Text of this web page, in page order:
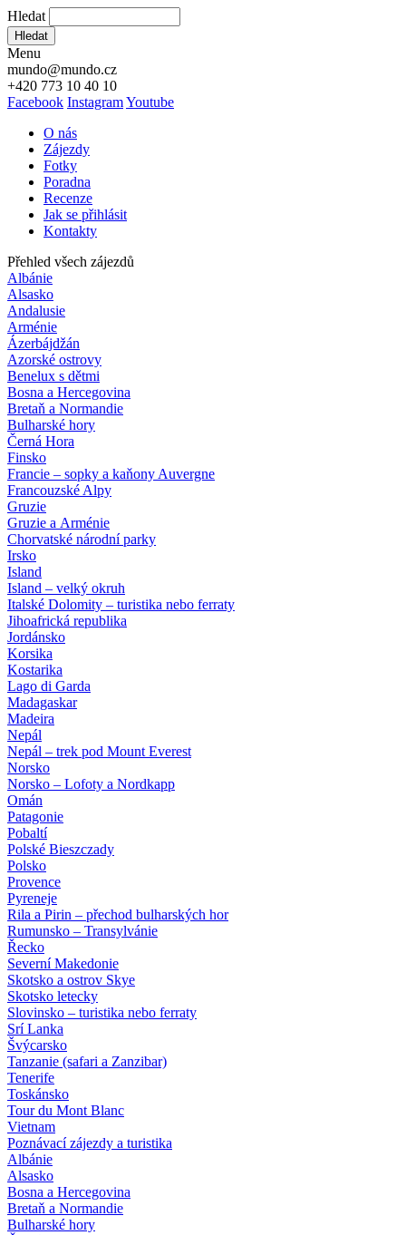
Hledat
Hledat
Menu
mundo@mundo.cz
+420 773 10 40 10
Facebook InstagramYoutube
O nás
Zájezdy
Fotky
Poradna
Recenze
Jak se přihlásit
Kontakty
Přehled všech zájezdů
Albánie
Alsasko
Andalusie
Arménie
Ázerbájdžán
Azorské ostrovy
Benelux s dětmi
Bosna a Hercegovina
Bretaň a Normandie
Bulharské hory
Černá Hora
Finsko
Francie – sopky a kaňony Auvergne
Francouzské Alpy
Gruzie
Gruzie a Arménie
Chorvatské národní parky
Irsko
Island
Island – velký okruh
Italské Dolomity – turistika nebo ferraty
Jihoafrická republika
Jordánsko
Korsika
Kostarika
Lago di Garda
Madagaskar
Madeira
Nepál
Nepál – trek pod Mount Everest
Norsko
Norsko – Lofoty a Nordkapp
Omán
Patagonie
Pobaltí
Polské Bieszczady
Polsko
Provence
Pyreneje
Rila a Pirin – přechod bulharských hor
Rumunsko – Transylvánie
Řecko
Severní Makedonie
Skotsko a ostrov Skye
Skotsko letecky
Slovinsko – turistika nebo ferraty
Srí Lanka
Švýcarsko
Tanzanie (safari a Zanzibar)
Tenerife
Toskánsko
Tour du Mont Blanc
Vietnam
Poznávací zájezdy a turistika
Albánie
Alsasko
Bosna a Hercegovina
Bretaň a Normandie
Bulharské hory